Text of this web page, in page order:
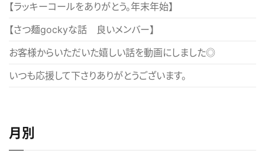
ン
【ラッキーコールをありがとう。年末年始】
【さつ麺gockyな話 良いメンバー】
お客様からいただいた嬉しい話を動画にしました◎
いつも応援して下さりありがとうございます。
月別